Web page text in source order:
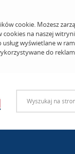
cookie. Możesz
na naszej
wyświetlane w
do